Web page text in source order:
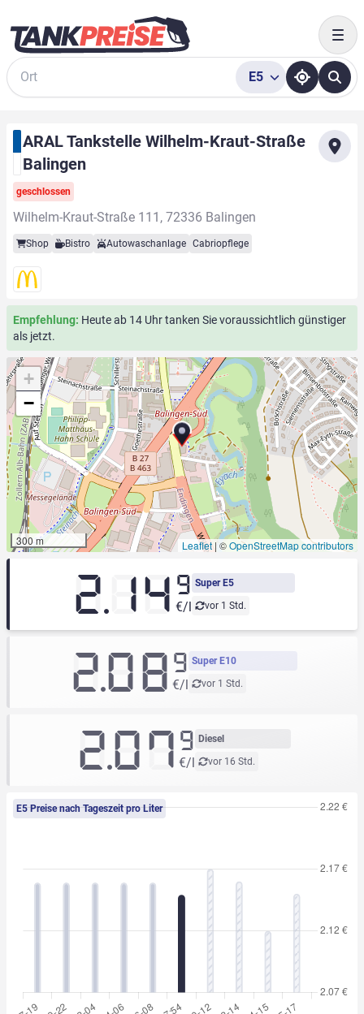
Suche
E5
ARAL Tankstelle Wilhelm-Kraut-Straße
Balingen
geschlossen
Wilhelm-Kraut-Straße 111, 72336 Balingen
Shop Bistro Autowaschanlage Cabriopflege
Empfehlung: Heute ab 14 Uhr tanken Sie voraussichtlich günstiger
als jetzt.
+
−
300 m Leaflet | ©OpenStreetMap contributors
Super E5
vor 1 Std.
2.14 9
€/l
Super E10
vor 1 Std.
2.089
€/l
Diesel
vor 16 Std.
2.079
€/l
E5 Preise nach Tageszeit pro Liter